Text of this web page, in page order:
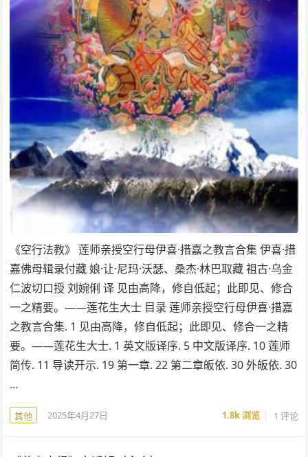
《空行法教》 莲师亲授空行母伊喜·措嘉之教言合集 伊喜·措
嘉佛母辑录付藏 娘·让·尼玛·沃瑟、桑杰·林巴取藏 祖古·乌金
仁波切口授 刘婉俐 译 见由高降，修自低起；此即见、修合
一之精要。——莲花生大士 目录 莲师亲授空行母伊喜·措嘉
之教言合集. 1 见由高降，修自低起；此即见、修合一之精
要。——莲花生大士. 1 英文版译序. 5 中文版译序. 10 莲师
简传. 11 导读开示. 19 第一章. 22 第二章皈依. 30 外皈依. 30
…
其他 2025年4月27日 1.8k浏览 1 评论